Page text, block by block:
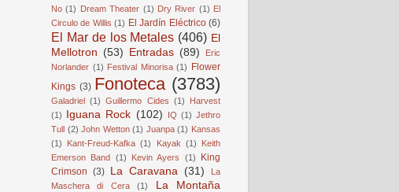
No (1) Dream Theater (1) Dry River (1) El
Circulo de Willis (1) El Jardín Eléctrico (6)
El Mar de los Metales (406) El
Mellotron (53) Entradas (89)
Eric
Norlander (1) Festival Minorisa (1) Flower
Kings (3) Fonoteca (3783)
Galadriel (1) Guillermo Cides (1)
Harvest
(1) Iguana Rock (102) IQ (1) Jethro
Tull (2) John Wetton (1) Juanpa (1) Kansas
(1)
Kant-Freud-Kafka (1) Kayak (1)
Keith
Emerson Band (1) Kevin Ayers (1)
King
Crimson (3) La Caravana (31)
La
Maschera di Cera
(1)
La Montaña